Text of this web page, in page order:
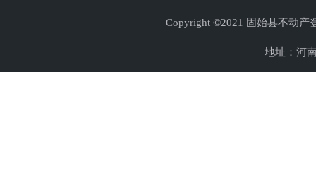
Copyright ©2021 固始县不动产
地址：河